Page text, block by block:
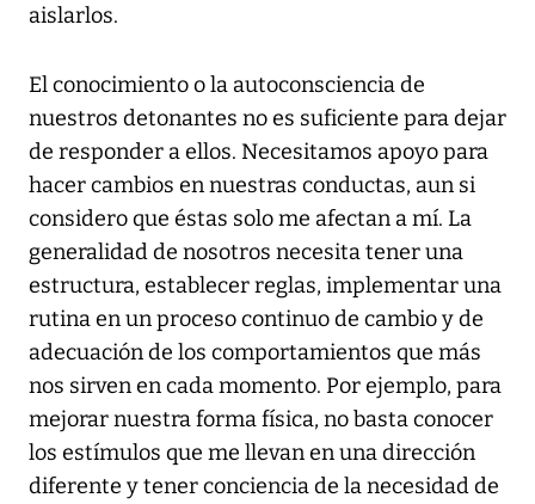
aislarlos.
El conocimiento o la autoconsciencia de
nuestros detonantes no es suficiente para dejar
de responder a ellos. Necesitamos apoyo para
hacer cambios en nuestras conductas, aun si
considero que éstas solo me afectan a mí. La
generalidad de nosotros necesita tener una
estructura, establecer reglas, implementar una
rutina en un proceso continuo de cambio y de
adecuación de los comportamientos que más
nos sirven en cada momento. Por ejemplo, para
mejorar nuestra forma física, no basta conocer
los estímulos que me llevan en una dirección
diferente y tener conciencia de la necesidad de